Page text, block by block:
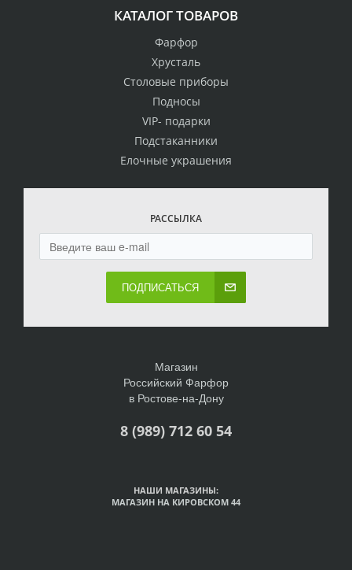
КАТАЛОГ ТОВАРОВ
Фарфор
Хрусталь
Столовые приборы
Подносы
VIP- подарки
Подстаканники
Елочные украшения
РАССЫЛКА
ПОДПИСАТЬСЯ
Магазин
Российский Фарфор
в Ростове-на-Дону
8 (989) 712 60 54
НАШИ МАГАЗИНЫ:
МАГАЗИН НА КИРОВСКОМ 44